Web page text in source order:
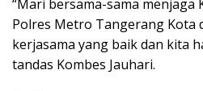
“Mari bersama-sama menjaga
Polres Metro Tangerang Kota
kerjasama yang baik dan kita
tandas Kombes Jauhari.